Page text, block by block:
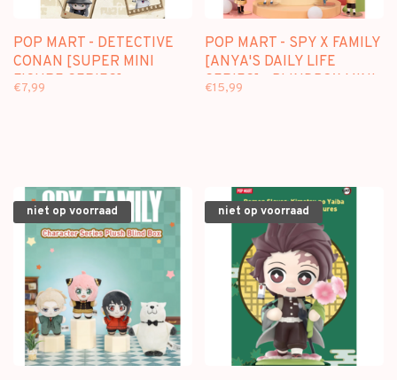
POP MART - DETECTIVE
CONAN [SUPER MINI
FIGURE SERIES] -
€7,99
POP MART - SPY X FAMILY
[ANYA'S DAILY LIFE
SERIES] - BLINDBOX MINI
€15,99
niet op voorraad niet op voorraad